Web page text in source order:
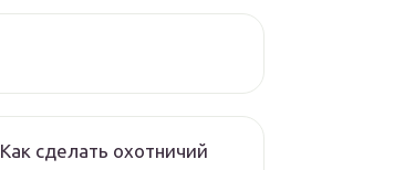
Как сделать охотничий